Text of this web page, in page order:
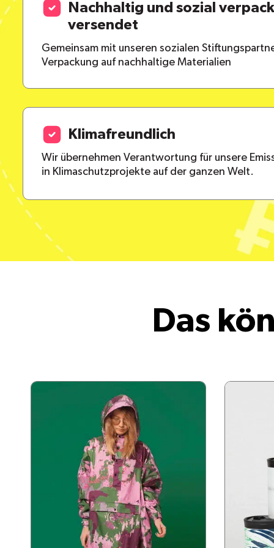
Nachhaltig und sozial
versendet
Gemeinsam mit unseren sozialen
Verpackung auf nachhaltige Materialien
Klimafreundlich
Wir übernehmen Verantwortung für unsere
in Klimaschutzprojekte auf der ganzen Welt.
Das